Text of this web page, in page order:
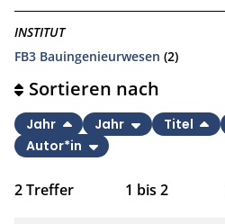
INSTITUT
FB3 Bauingenieurwesen (2)
2Treffer 1 bis 2
Sortieren nach
Jahr Jahr Titel
Autor*in